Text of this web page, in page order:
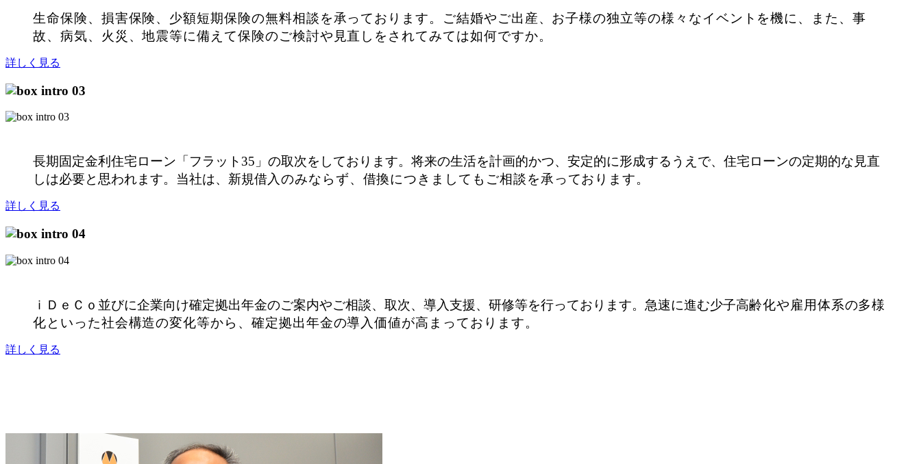
生命保険、損害保険、少額短期保険の無料相談を承っております。ご結婚やご出産、お子様の独立等の様々なイベントを機に、また、事
故、病気、火災、地震等に備えて保険のご検討や見直しをされてみては如何ですか。
詳しく見る
長期固定金利住宅ローン「フラット35」の取次をしております。将来の生活を計画的かつ、安定的に形成するうえで、住宅ローンの定期的な見直
しは必要と思われます。当社は、新規借入のみならず、借換につきましてもご相談を承っております。
詳しく見る
ｉＤｅＣｏ並びに企業向け確定拠出年金のご案内やご相談、取次、導入支援、研修等を行っております。急速に進む少子高齢化や雇用体系の多様
化といった社会構造の変化等から、確定拠出年金の導入価値が高まっております。
詳しく見る